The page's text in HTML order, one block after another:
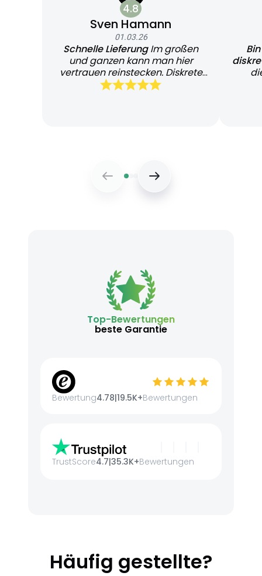
4.8
Sven Hamann
01.03.26
Schnelle LieferungIm großen
und ganzen kann man hier
vertrauen reinstecken. Diskrete
und schnelle Lieferung
Top-Bewertungen
beste Garantie
Bewertung4.78|19.5K+Bewertungen
TrustScore4.7|35.3K+Bewertungen
Häufig gestellte?